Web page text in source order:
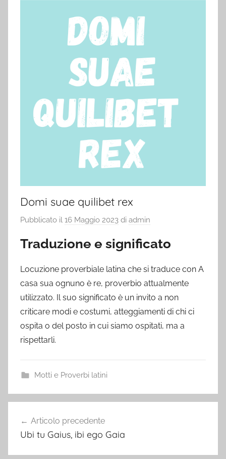
Domi suae quilibet rex
Pubblicato il 16 Maggio 2023 di admin
Traduzione e significato
Locuzione proverbiale latina che si traduce con A
casa sua ognuno è re, proverbio attualmente
utilizzato. Il suo significato è un invito a non
criticare modi e costumi, atteggiamenti di chi ci
ospita o del posto in cui siamo ospitati, ma a
rispettarli.
Motti e Proverbi latini
articoli
Articolo precedente
Ubi tu Gaius, ibi ego Gaia